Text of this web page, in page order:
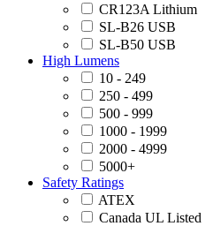
CR123A Lithium
SL-B26 USB
SL-B50 USB
High Lumens
10 - 249
250 - 499
500 - 999
1000 - 1999
2000 - 4999
5000+
Safety Ratings
ATEX
Canada UL Listed